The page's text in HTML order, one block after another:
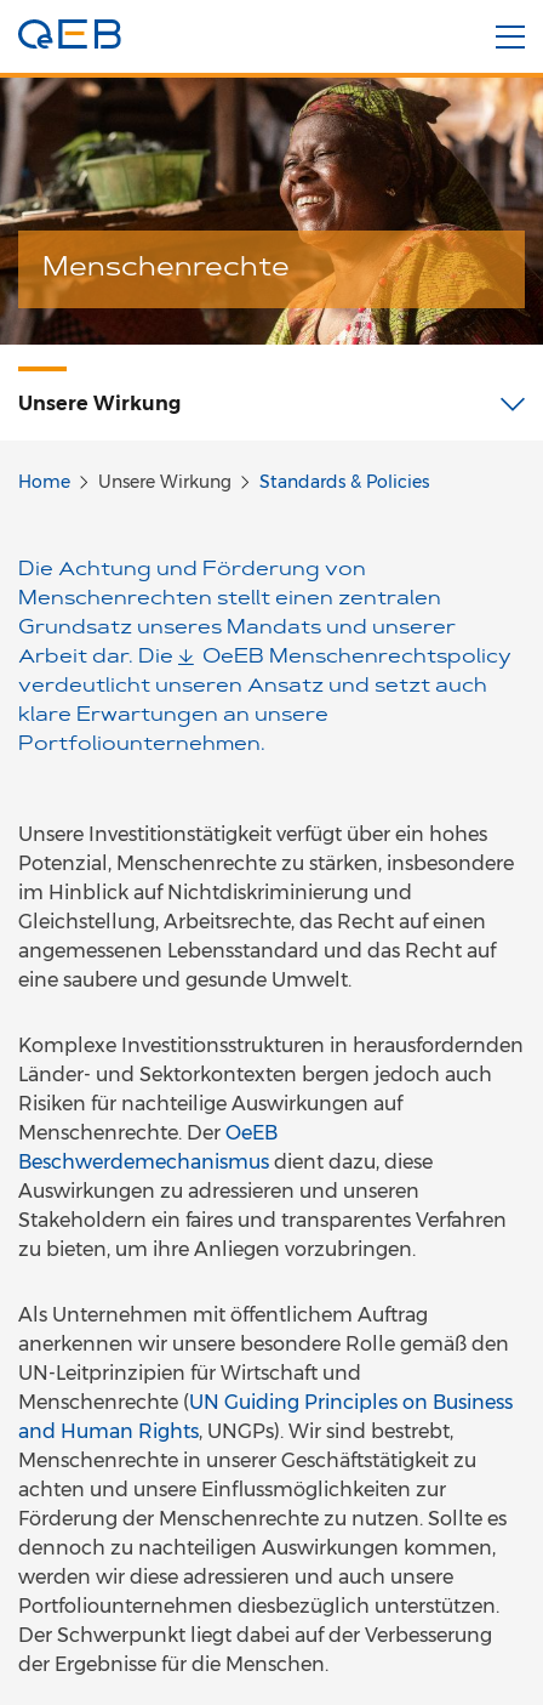
Menschenrechte
Unsere Wirkung
Home Unsere Wirkung Standards & Policies
Die Achtung und Förderung von
Menschenrechten stellt einen zentralen
Grundsatz unseres Mandats und unserer
Arbeit dar. Die
OeEB Menschenrechtspolicy
verdeutlicht unseren Ansatz und setzt auch
klare Erwartungen an unsere
Portfoliounternehmen.
Unsere Investitionstätigkeit verfügt über ein hohes
Potenzial, Menschenrechte zu stärken, insbesondere
im Hinblick auf Nichtdiskriminierung und
Gleichstellung, Arbeitsrechte, das Recht auf einen
angemessenen Lebensstandard und das Recht auf
eine saubere und gesunde Umwelt.
Komplexe Investitionsstrukturen in herausfordernden
Länder- und Sektorkontexten bergen jedoch auch
Risiken für nachteilige Auswirkungen auf
Menschenrechte. Der OeEB
Beschwerdemechanismus dient dazu, diese
Auswirkungen zu adressieren und unseren
Stakeholdern ein faires und transparentes Verfahren
zu bieten, um ihre Anliegen vorzubringen.
Als Unternehmen mit öffentlichem Auftrag
anerkennen wir unsere besondere Rolle gemäß den
UN-Leitprinzipien für Wirtschaft und
Menschenrechte (UN Guiding Principles on Business
and Human Rights, UNGPs). Wir sind bestrebt,
Menschenrechte in unserer Geschäftstätigkeit zu
achten und unsere Einflussmöglichkeiten zur
Förderung der Menschenrechte zu nutzen. Sollte es
dennoch zu nachteiligen Auswirkungen kommen,
werden wir diese adressieren und auch unsere
Portfoliounternehmen diesbezüglich unterstützen.
Der Schwerpunkt liegt dabei auf der Verbesserung
der Ergebnisse für die Menschen.